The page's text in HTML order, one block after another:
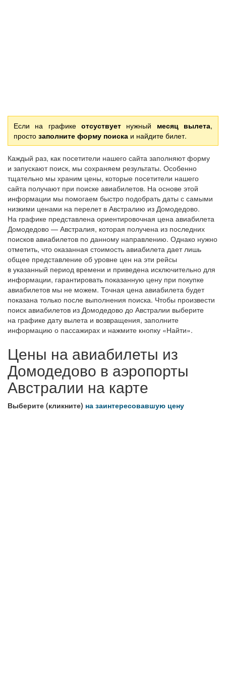
Если на графике отсуствует нужный месяц вылета,
простозаполните форму поиска и найдите билет.
Каждый раз, как посетители нашего сайта заполняют форму
и запускают поиск, мы сохраняем результаты. Особенно
тщательно мы храним цены, которые посетители нашего
сайта получают при поиске авиабилетов. На основе этой
информации мы помогаем быстро подобрать даты с самыми
низкими ценами на перелет в Австралию из Домодедово.
На графике представлена ориентировочная цена авиабилета
Домодедово — Австралия, которая получена из последних
поисков авиабилетов по данному направлению. Однако нужно
отметить, что оказанная стоимость авиабилета дает лишь
общее представление об уровне цен на эти рейсы
в указанный период времени и приведена исключительно для
информации, гарантировать показанную цену при покупке
авиабилетов мы не можем. Точная цена авиабилета будет
показана только после выполнения поиска. Чтобы произвести
поиск авиабилетов из Домодедово до Австралии выберите
на графике дату вылета и возвращения, заполните
информацию о пассажирах и нажмите кнопку «Найти».
Цены на авиабилеты из
Домодедово в аэропорты
Австралии на карте
Выберите (кликните) на заинтересовавшую цену